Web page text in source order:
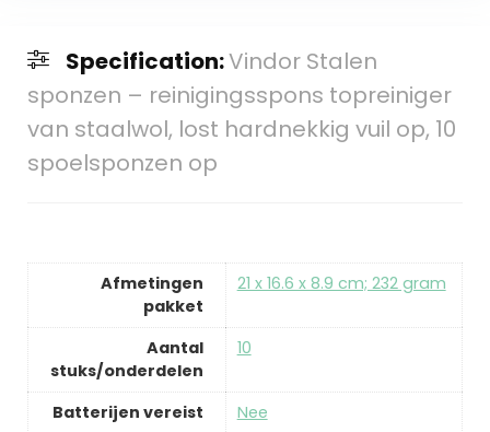
Specification:Vindor Stalen
sponzen – reinigingsspons topreiniger
van staalwol, lost hardnekkig vuil op, 10
spoelsponzen op
Afmetingen
pakket
‎21 x 16.6 x 8.9 cm; 232 gram
Aantal
stuks/onderdelen
‎10
Batterijen vereist
‎Nee